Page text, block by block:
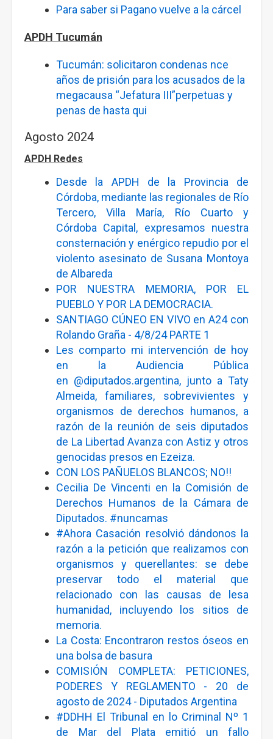
Para saber si Pagano vuelve a la cárcel
APDH Tucumán
Tucumán: solicitaron condenas nce
años de prisión para los acusados de la
megacausa “Jefatura III”perpetuas y
penas de hasta qui
Agosto 2024
APDH Redes
Desde la APDH de la Provincia de
Córdoba, mediante las regionales de Río
Tercero, Villa María, Río Cuarto y
Córdoba Capital, expresamos nuestra
consternación y enérgico repudio por el
violento asesinato de Susana Montoya
de Albareda
POR NUESTRA MEMORIA, POR EL
PUEBLO Y POR LA DEMOCRACIA.
SANTIAGO CÚNEO EN VIVO en A24 con
Rolando Graña - 4/8/24 PARTE 1
Les comparto mi intervención de hoy
en la Audiencia Pública
en @diputados.argentina, junto a Taty
Almeida, familiares, sobrevivientes y
organismos de derechos humanos, a
razón de la reunión de seis diputados
de La Libertad Avanza con Astiz y otros
genocidas presos en Ezeiza.
CON LOS PAÑUELOS BLANCOS; NO!!
Cecilia De Vincenti en la Comisión de
Derechos Humanos de la Cámara de
Diputados. #nuncamas
#Ahora Casación resolvió dándonos la
razón a la petición que realizamos con
organismos y querellantes: se debe
preservar todo el material que
relacionado con las causas de lesa
humanidad, incluyendo los sitios de
memoria.
La Costa: Encontraron restos óseos en
una bolsa de basura
COMISIÓN COMPLETA: PETICIONES,
PODERES Y REGLAMENTO - 20 de
agosto de 2024 - Diputados Argentina
#DDHH El Tribunal en lo Criminal Nº 1
de Mar del Plata emitió un fallo